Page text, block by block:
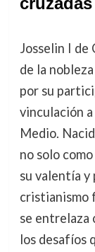
Josselin I de
de la
por su
vinculación
Medio.
no solo
su valentía y
cristianismo
se entrelaza
los desafíos